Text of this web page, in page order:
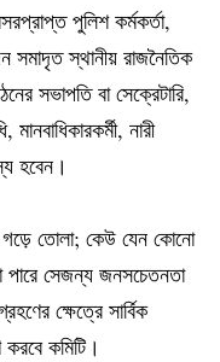
পুলিশ কর্মকর্তা,
সমাদৃত স্থানীয় রাজনৈতিক
সভাপতি বা সেক্রেটারি,
নারী
হবেন।
গড়ে তোলা; কেউ যেন কোনো
পারে সেজন্য জনসচেতনতা
ক্ষেত্রে সার্বিক
কমিটি।